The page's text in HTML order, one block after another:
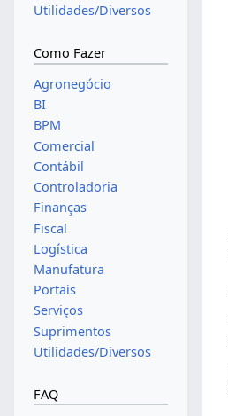
Utilidades/Diversos
Como Fazer
Agronegócio
BI
BPM
Comercial
Contábil
Controladoria
Finanças
Fiscal
Logística
Manufatura
Portais
Serviços
Suprimentos
Utilidades/Diversos
FAQ